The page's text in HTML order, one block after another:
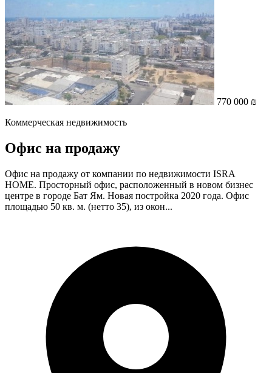
770 000 ₪
Коммерческая недвижимость
Офис на продажу
Офис на продажу от компании по недвижимости ISRA
HOME. Просторный офис, расположенный в новом бизнес
центре в городе Бат Ям. Новая постройка 2020 года. Офис
площадью 50 кв. м. (нетто 35), из окон...